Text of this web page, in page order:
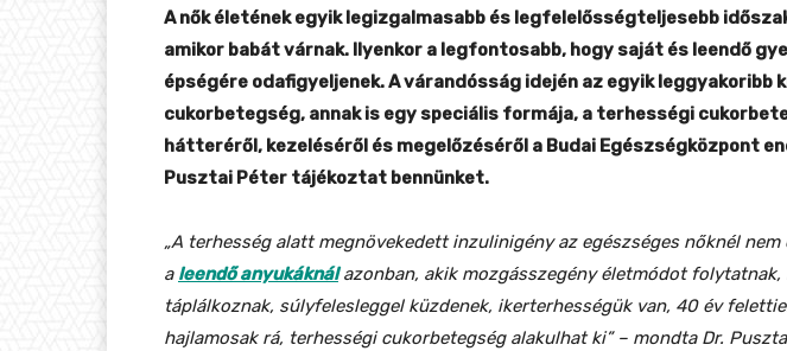
A nők életének egyik legizgalmasabb és legfelelősségteljesebb
amikor babát várnak. Ilyenkor a legfontosabb, hogy saját és leendő
épségére odafigyeljenek. A várandósság idején az egyik leggyakoribb
cukorbetegség, annak is egy speciális formája, a terhességi
hátteréről, kezeléséről és megelőzéséről a Budai Egészségközpont
Pusztai Péter tájékoztat bennünket.
„A terhesség alatt megnövekedett inzulinigény az egészséges nőknél
a leendő anyukáknálazonban, akik mozgásszegény életmódot folytatnak,
táplálkoznak, súlyfelesleggel küzdenek, ikerterhességük van, 40 év
hajlamosak rá, terhességi cukorbetegség alakulhat ki” – mondta Dr.